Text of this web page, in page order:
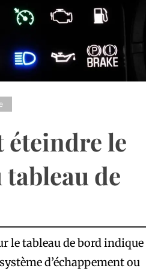
éteindre le
de
le tableau de bord indique
d’échappement ou